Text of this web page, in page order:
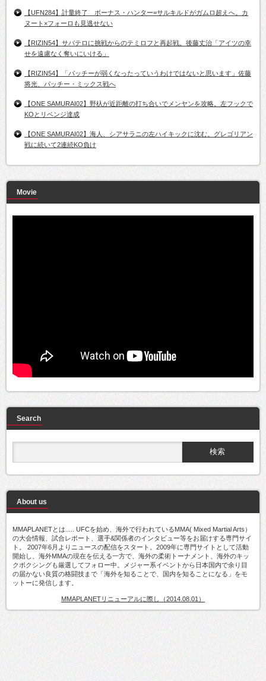
【UFN284】計量終了 ボーナス・ハンター=サルキルドがガムロ超えへ。カ
ヌート×フォーロも見逃せない
【RIZIN54】サバテロに挑戦からのテミロフと再起戦。後藤丈治「アイツの幸
せを遠慮なく奪いにいける」
【RIZIN54】「パッチーが弱くなったっていうわけではないと思います」佐藤
将光、パッチー・ミックス戦へ
【ONE SAMURAI02】野杁が近距離の打ち合いでメンヤンを攻略。左フックで
KOとリベンジ達成
【ONE SAMURAI02】海人、シアサラニの左ハイキックに沈む。グレゴリアン
戦に続いて2連続KO負け
Movie
Search
About us
MMAPLANETとは..... UFCを始め、海外で行われているMMA( Mixed Martial Arts）
の大会情報、試合レポート、選手&関係者のインタビュー等をお届けする専門サイ
ト。 2007年6月よりニュースの配信をスタート。2009年に専門サイトとして活動
開始し、海外MMAの現在を伝える一方で、海外の柔術トーナメント、海外のキッ
クボクシングも厳選してフォロー中。メジャー系イベントから日本国内で余り目
の届かない良質の格闘技まで「海外を知ることで、国内を知ることになる」をモ
ットーに発信します。
MMAPLANETリニューアルに際し（2014.08.01）